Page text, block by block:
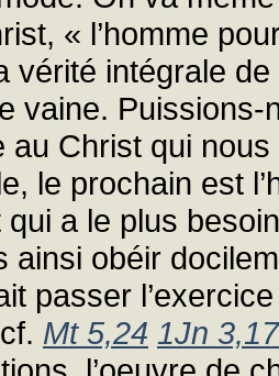
« l’homme
vérité intégrale
vaine.
au Christ qui
le prochain est
a le plus
ainsi obéir
passer
Mt 5,24 1Jn 3,17